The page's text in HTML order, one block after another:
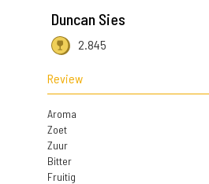
Duncan Sies
2.845
Review
Aroma
Zoet
Zuur
Bitter
Fruitig